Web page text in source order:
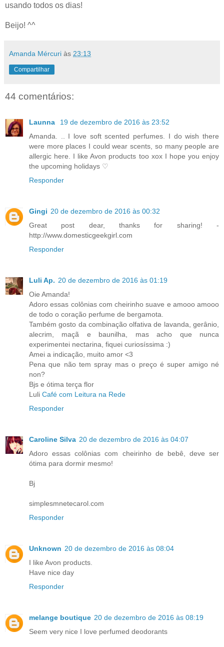
usando todos os dias!
Beijo! ^^
Amanda Mércuri às 23:13
Compartilhar
44 comentários:
Launna
19 de dezembro de 2016 às 23:52
Amanda. .. I love soft scented perfumes. I do wish there
were more places I could wear scents, so many people are
allergic here. I like Avon products too xox I hope you enjoy
the upcoming holidays ♡
Responder
Gingi 20 de dezembro de 2016 às 00:32
Great post dear, thanks for sharing! -
http://www.domesticgeekgirl.com
Responder
Luli Ap. 20 de dezembro de 2016 às 01:19
Oie Amanda!
Adoro essas colônias com cheirinho suave e amooo amooo
de todo o coração perfume de bergamota.
Também gosto da combinação olfativa de lavanda, gerânio,
alecrim, maçã e baunilha, mas acho que nunca
experimentei nectarina, fiquei curiosíssima :)
Amei a indicação, muito amor <3
Pena que não tem spray mas o preço é super amigo né
non?
Bjs e ótima terça flor
Luli Café com Leitura na Rede
Responder
Caroline Silva 20 de dezembro de 2016 às 04:07
Adoro essas colônias com cheirinho de bebê, deve ser
ótima para dormir mesmo!
Bj
simplesmnetecarol.com
Responder
Unknown 20 de dezembro de 2016 às 08:04
I like Avon products.
Have nice day
Responder
melange boutique 20 de dezembro de 2016 às 08:19
Seem very nice I love perfumed deodorants